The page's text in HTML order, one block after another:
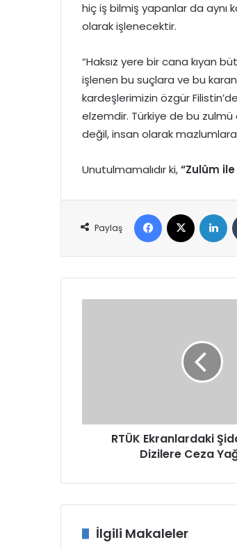
hiç iş bilmiş yapanlar da aynı
olarak işlenecektir.
“Haksız yere bir cana kıyan
işlenen bu suçlara ve bu
kardeşlerimizin özgür
elzemdir. Türkiye de bu
değil, insan olarak
Unutulmamalıdır ki,“Zulüm
Paylaş
Facebook
RTÜK Ekranlardaki
Dizilere Ceza
İlgili Makaleler